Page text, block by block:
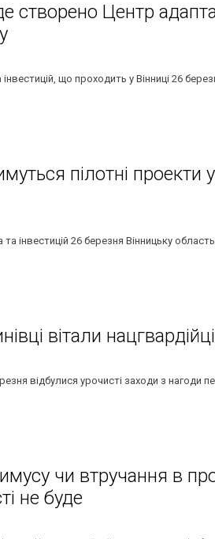
створено Центр
що проходить у Вінниці 26
пілотні проекти
інвестицій 26 березня Вінницьку
вітали
відбулися урочисті заходи з нагоди
чи втручання в
не буде